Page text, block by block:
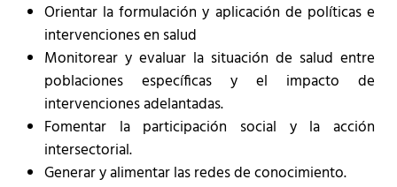
Orientar la formulación y aplicación de políticas e
intervenciones en salud
Monitorear y evaluar la situación de salud entre
poblaciones específicas y el impacto de
intervenciones adelantadas.
Fomentar la participación social y la acción
intersectorial.
Generar y alimentar las redes de conocimiento.